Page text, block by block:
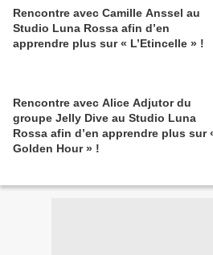
Rencontre avec Camille Anssel au
Studio Luna Rossa afin d’en
apprendre plus sur « L’Etincelle » !
Rencontre avec Alice Adjutor du
groupe Jelly Dive au Studio Luna
Rossa afin d’en apprendre plus sur
Golden Hour » !